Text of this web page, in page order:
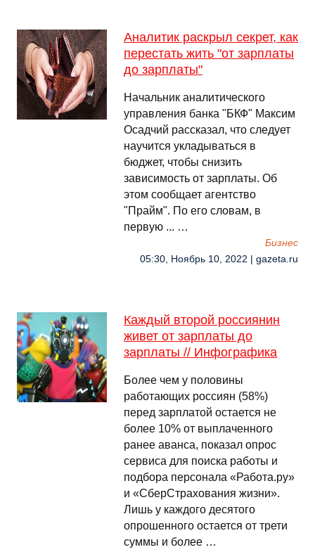
Аналитик раскрыл секрет, как
перестать жить "от зарплаты
до зарплаты"
Начальник аналитического
управления банка "БКФ" Максим
Осадчий рассказал, что следует
научится укладываться в
бюджет, чтобы снизить
зависимость от зарплаты. Об
этом сообщает агентство
"Прайм". По его словам, в
первую ... …
Бизнес
05:30, Ноябрь 10, 2022 | gazeta.ru
Каждый второй россиянин
живет от зарплаты до
зарплаты // Инфографика
Более чем у половины
работающих россиян (58%)
перед зарплатой остается не
более 10% от выплаченного
ранее аванса, показал опрос
сервиса для поиска работы и
подбора персонала «Работа.ру»
и «СберСтрахования жизни».
Лишь у каждого десятого
опрошенного остается от трети
суммы и более …